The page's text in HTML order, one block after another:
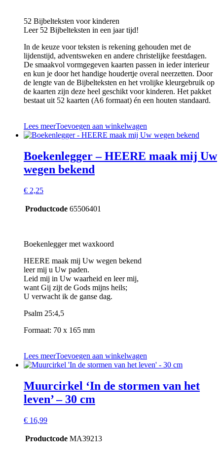
52 Bijbelteksten voor kinderen
Leer 52 Bijbelteksten in een jaar tijd!
In de keuze voor teksten is rekening gehouden met de
lijdenstijd, adventsweken en andere christelijke feestdagen.
De smaakvol vormgegeven kaarten passen in ieder interieur
en kun je door het handige houdertje overal neerzetten. Door
de lengte van de Bijbelteksten en het vrolijke kleurgebruik op
de kaarten zijn deze heel geschikt voor kinderen. Het pakket
bestaat uit 52 kaarten (A6 formaat) én een houten standaard.
Lees meerToevoegen aan winkelwagen
Boekenlegger – HEERE maak mij Uw
wegen bekend
€ 2,25
Productcode 65506401
Boekenlegger met waxkoord
HEERE maak mij Uw wegen bekend
leer mij u Uw paden.
Leid mij in Uw waarheid en leer mij,
want Gij zijt de Gods mijns heils;
U verwacht ik de ganse dag.
Psalm 25:4,5
Formaat: 70 x 165 mm
Lees meerToevoegen aan winkelwagen
Muurcirkel ‘In de stormen van het
leven’ – 30 cm
€ 16,99
Productcode MA39213